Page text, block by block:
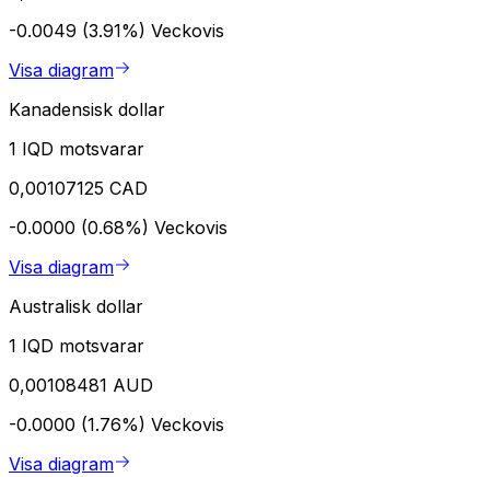
-0.0049 (3.91%) Veckovis
Visa diagram
Kanadensisk dollar
1 IQD motsvarar
0,00107125 CAD
-0.0000 (0.68%) Veckovis
Visa diagram
Australisk dollar
1 IQD motsvarar
0,00108481 AUD
-0.0000 (1.76%) Veckovis
Visa diagram